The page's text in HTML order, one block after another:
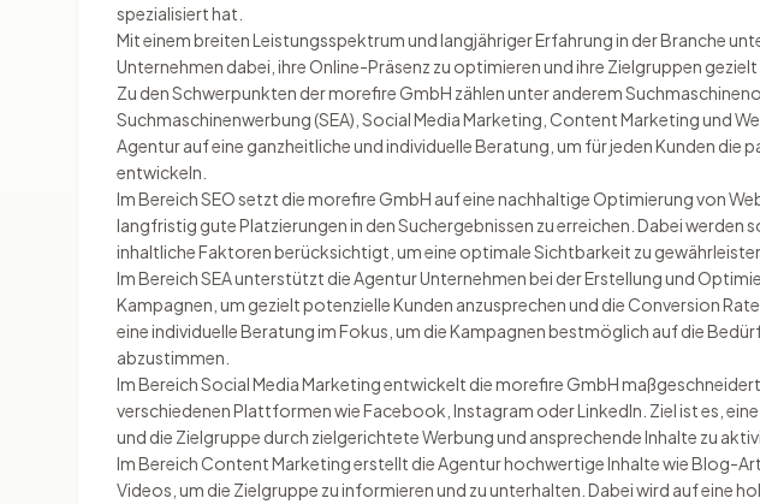
spezialisiert hat.
Mit einem breiten Leistungsspektrum und langjähriger Erfahrung in der Branche
Unternehmen dabei, ihre Online-Präsenz zu optimieren und ihre Zielgruppen gezielt
Zu den Schwerpunkten der morefire GmbH zählen unter anderem
Suchmaschinenwerbung (SEA), Social Media Marketing, Content Marketing und
Agentur auf eine ganzheitliche und individuelle Beratung, um für jeden Kunden die
entwickeln.
Im Bereich SEO setzt die morefire GmbH auf eine nachhaltige Optimierung von
langfristig gute Platzierungen in den Suchergebnissen zu erreichen. Dabei werden
inhaltliche Faktoren berücksichtigt, um eine optimale Sichtbarkeit zu
Im Bereich SEA unterstützt die Agentur Unternehmen bei der Erstellung und
Kampagnen, um gezielt potenzielle Kunden anzusprechen und die Conversion
eine individuelle Beratung im Fokus, um die Kampagnen bestmöglich auf die
abzustimmen.
Im Bereich Social Media Marketing entwickelt die morefire GmbH
verschiedenen Plattformen wie Facebook, Instagram oder LinkedIn. Ziel ist es,
und die Zielgruppe durch zielgerichtete Werbung und ansprechende Inhalte zu
Im Bereich Content Marketing erstellt die Agentur hochwertige Inhalte wie Blog-
Videos, um die Zielgruppe zu informieren und zu unterhalten. Dabei wird auf eine